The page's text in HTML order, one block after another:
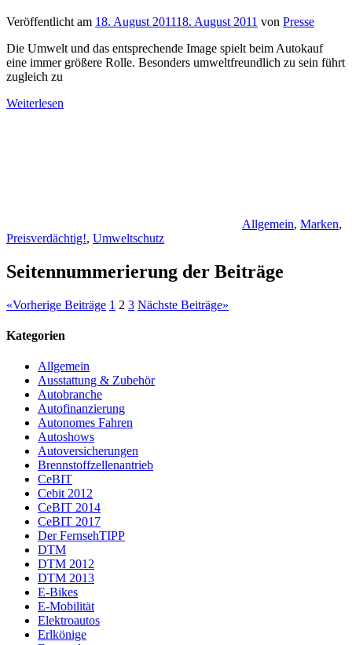
Veröffentlicht am 18. August 201118. August 2011 von Presse
Die Umwelt und das entsprechende Image spielt beim Autokauf
eine immer größere Rolle. Besonders umweltfreundlich zu sein führt
zugleich zu
Weiterlesen
Allgemein, Marken,
Preisverdächtig!, Umweltschutz
Seitennummerierung der Beiträge
«Vorherige Beiträge 1 2 3 Nächste Beiträge»
Kategorien
Allgemein
Ausstattung & Zubehör
Autobranche
Autofinanzierung
Autonomes Fahren
Autoshows
Autoversicherungen
Brennstoffzellenantrieb
CeBIT
Cebit 2012
CeBIT 2014
CeBIT 2017
Der FernsehTIPP
DTM
DTM 2012
DTM 2013
E-Bikes
E-Mobilität
Elektroautos
Erlkönige